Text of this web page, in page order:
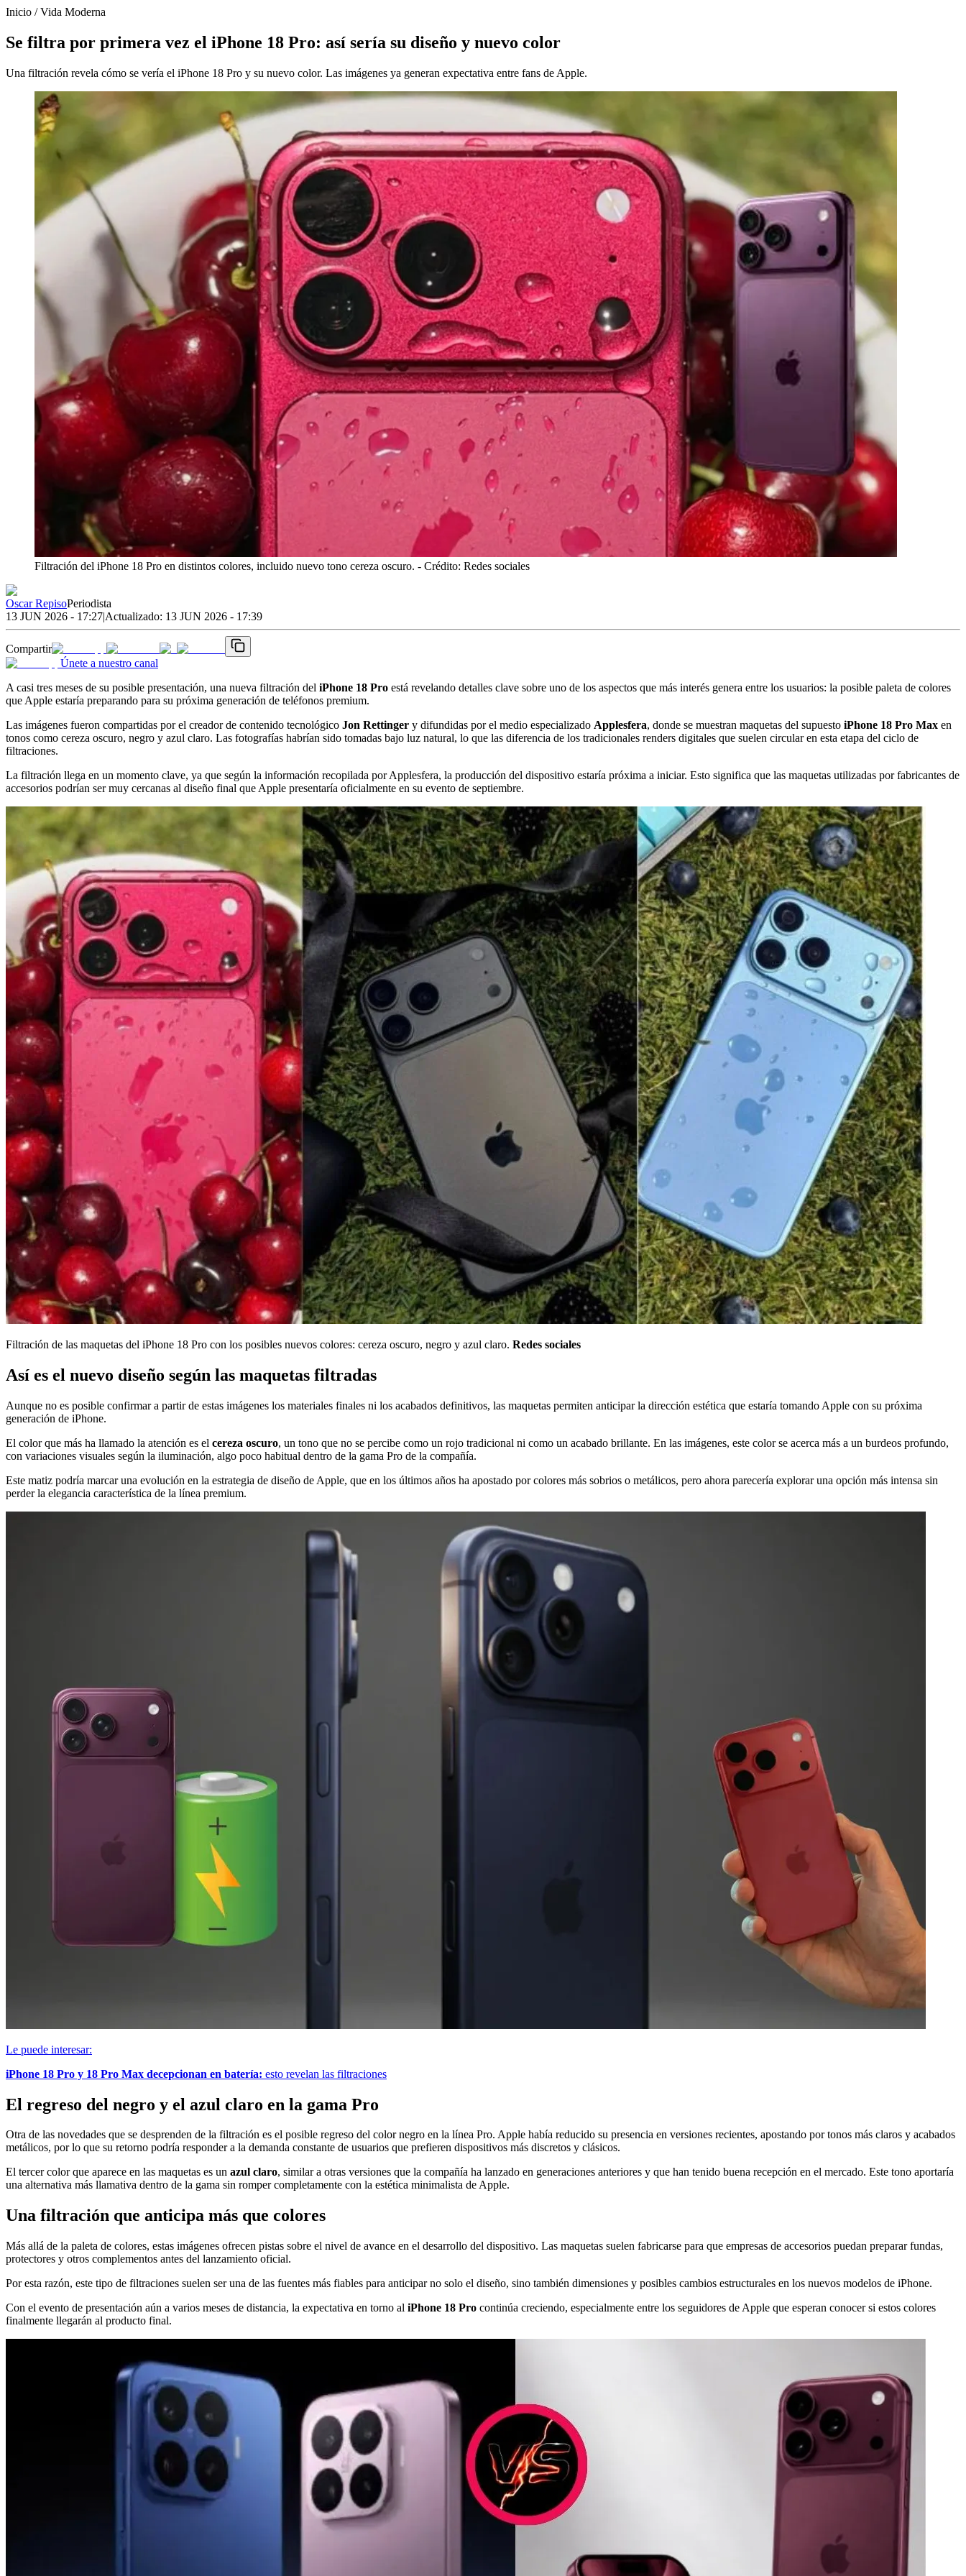
Inicio /Vida Moderna
Se filtra por primera vez el iPhone 18 Pro: así sería su diseño y nuevo color
Una filtración revela cómo se vería el iPhone 18 Pro y su nuevo color. Las imágenes ya generan expectativa entre fans de Apple.
Filtración del iPhone 18 Pro en distintos colores, incluido nuevo tono cereza oscuro. - Crédito: Redes sociales
Oscar RepisoPeriodista
13 JUN 2026 - 17:27|Actualizado: 13 JUN 2026 - 17:39
Compartir
Únete a nuestro canal
A casi tres meses de su posible presentación, una nueva filtración del iPhone 18 Pro está revelando detalles clave sobre uno de los aspectos que más interés genera entre los usuarios: la posible paleta de colores
que Apple estaría preparando para su próxima generación de teléfonos premium.
Las imágenes fueron compartidas por el creador de contenido tecnológico Jon Rettinger y difundidas por el medio especializado Applesfera, donde se muestran maquetas del supuesto iPhone 18 Pro Max en
tonos como cereza oscuro, negro y azul claro. Las fotografías habrían sido tomadas bajo luz natural, lo que las diferencia de los tradicionales renders digitales que suelen circular en esta etapa del ciclo de
filtraciones.
La filtración llega en un momento clave, ya que según la información recopilada por Applesfera, la producción del dispositivo estaría próxima a iniciar. Esto significa que las maquetas utilizadas por fabricantes de
accesorios podrían ser muy cercanas al diseño final que Apple presentaría oficialmente en su evento de septiembre.
Filtración de las maquetas del iPhone 18 Pro con los posibles nuevos colores: cereza oscuro, negro y azul claro. Redes sociales
Así es el nuevo diseño según las maquetas filtradas
Aunque no es posible confirmar a partir de estas imágenes los materiales finales ni los acabados definitivos, las maquetas permiten anticipar la dirección estética que estaría tomando Apple con su próxima
generación de iPhone.
El color que más ha llamado la atención es el cereza oscuro, un tono que no se percibe como un rojo tradicional ni como un acabado brillante. En las imágenes, este color se acerca más a un burdeos profundo,
con variaciones visuales según la iluminación, algo poco habitual dentro de la gama Pro de la compañía.
Este matiz podría marcar una evolución en la estrategia de diseño de Apple, que en los últimos años ha apostado por colores más sobrios o metálicos, pero ahora parecería explorar una opción más intensa sin
perder la elegancia característica de la línea premium.
Le puede interesar:
iPhone 18 Pro y 18 Pro Max decepcionan en batería: esto revelan las filtraciones
El regreso del negro y el azul claro en la gama Pro
Otra de las novedades que se desprenden de la filtración es el posible regreso del color negro en la línea Pro. Apple había reducido su presencia en versiones recientes, apostando por tonos más claros y acabados
metálicos, por lo que su retorno podría responder a la demanda constante de usuarios que prefieren dispositivos más discretos y clásicos.
El tercer color que aparece en las maquetas es un azul claro, similar a otras versiones que la compañía ha lanzado en generaciones anteriores y que han tenido buena recepción en el mercado. Este tono aportaría
una alternativa más llamativa dentro de la gama sin romper completamente con la estética minimalista de Apple.
Una filtración que anticipa más que colores
Más allá de la paleta de colores, estas imágenes ofrecen pistas sobre el nivel de avance en el desarrollo del dispositivo. Las maquetas suelen fabricarse para que empresas de accesorios puedan preparar fundas,
protectores y otros complementos antes del lanzamiento oficial.
Por esta razón, este tipo de filtraciones suelen ser una de las fuentes más fiables para anticipar no solo el diseño, sino también dimensiones y posibles cambios estructurales en los nuevos modelos de iPhone.
Con el evento de presentación aún a varios meses de distancia, la expectativa en torno al iPhone 18 Pro continúa creciendo, especialmente entre los seguidores de Apple que esperan conocer si estos colores
finalmente llegarán al producto final.